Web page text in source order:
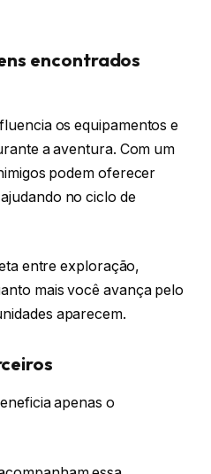
encontrados
os equipamentos e
a aventura. Com um
podem oferecer
no ciclo de
entre exploração,
mais você avança pelo
aparecem.
apenas o